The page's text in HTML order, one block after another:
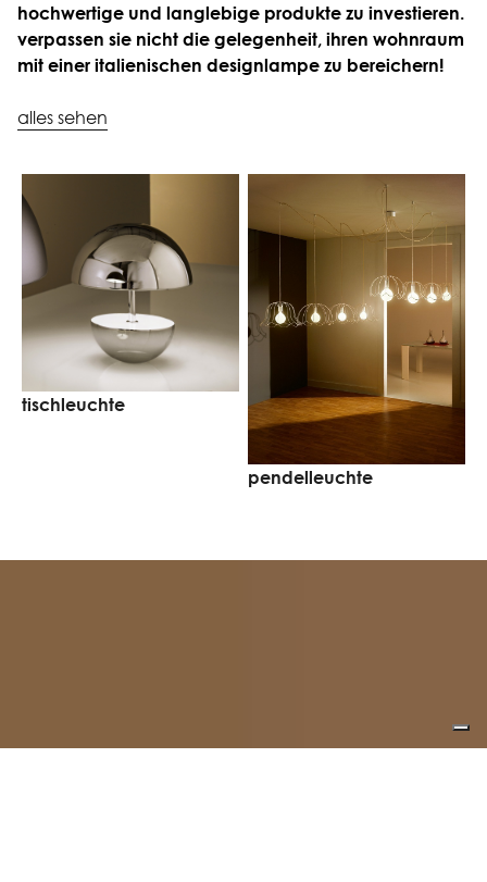
hochwertige und langlebige produkte zu investieren.
verpassen sie nicht die gelegenheit, ihren wohnraum
mit einer italienischen designlampe zu bereichern!
alles sehen
tischleuchte
pendelleuchte